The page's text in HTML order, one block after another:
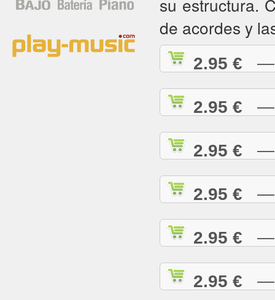
su estructura.
de acordes y
2.95 € —
2.95 € —
2.95 € —
2.95 € —
2.95 € —
2.95 € —